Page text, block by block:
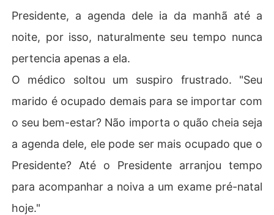
Presidente, a agenda dele ia da manhã até a
noite, por isso, naturalmente seu tempo nunca
pertencia apenas a ela.
O médico soltou um suspiro frustrado. "Seu
marido é ocupado demais para se importar com
o seu bem-estar? Não importa o quão cheia seja
a agenda dele, ele pode ser mais ocupado que o
Presidente? Até o Presidente arranjou tempo
para acompanhar a noiva a um exame pré-natal
hoje."